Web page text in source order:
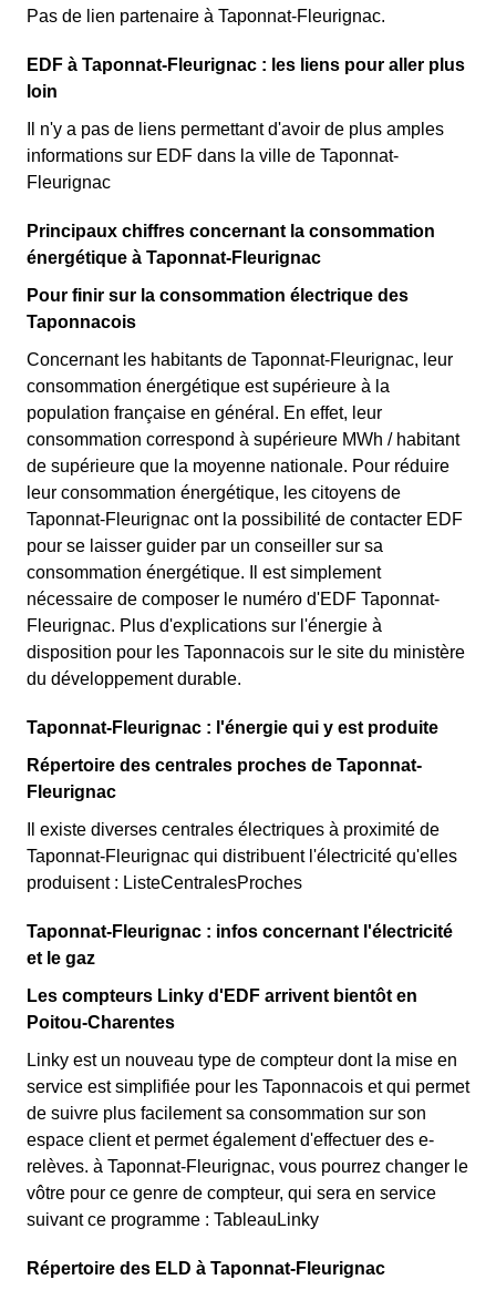
Pas de lien partenaire à Taponnat-Fleurignac.
EDF à Taponnat-Fleurignac : les liens pour aller plus
loin
Il n'y a pas de liens permettant d'avoir de plus amples
informations sur EDF dans la ville de Taponnat-
Fleurignac
Principaux chiffres concernant la consommation
énergétique à Taponnat-Fleurignac
Pour finir sur la consommation électrique des
Taponnacois
Concernant les habitants de Taponnat-Fleurignac, leur
consommation énergétique est supérieure à la
population française en général. En effet, leur
consommation correspond à supérieure MWh / habitant
de supérieure que la moyenne nationale. Pour réduire
leur consommation énergétique, les citoyens de
Taponnat-Fleurignac ont la possibilité de contacter EDF
pour se laisser guider par un conseiller sur sa
consommation énergétique. Il est simplement
nécessaire de composer le numéro d'EDF Taponnat-
Fleurignac. Plus d'explications sur l'énergie à
disposition pour les Taponnacois sur le site du ministère
du développement durable.
Taponnat-Fleurignac : l'énergie qui y est produite
Répertoire des centrales proches de Taponnat-
Fleurignac
Il existe diverses centrales électriques à proximité de
Taponnat-Fleurignac qui distribuent l'électricité qu'elles
produisent : ListeCentralesProches
Taponnat-Fleurignac : infos concernant l'électricité
et le gaz
Les compteurs Linky d'EDF arrivent bientôt en
Poitou-Charentes
Linky est un nouveau type de compteur dont la mise en
service est simplifiée pour les Taponnacois et qui permet
de suivre plus facilement sa consommation sur son
espace client et permet également d'effectuer des e-
relèves. à Taponnat-Fleurignac, vous pourrez changer le
vôtre pour ce genre de compteur, qui sera en service
suivant ce programme : TableauLinky
Répertoire des ELD à Taponnat-Fleurignac